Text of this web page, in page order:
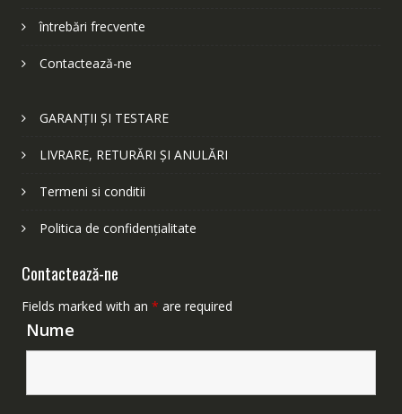
întrebări frecvente
Contactează-ne
GARANȚII ȘI TESTARE
LIVRARE, RETURĂRI ȘI ANULĂRI
Termeni si conditii
Politica de confidențialitate
Contactează-ne
Fields marked with an * are required
Nume